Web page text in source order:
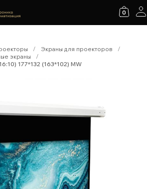
0
/ Экраны для проекторов
/
экраны
/
177*132 (163*102) MW